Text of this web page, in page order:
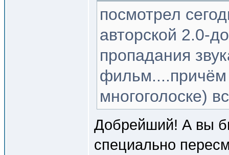
посмотрел
авторской 2.0-
пропадания
фильм....причём
многоголоске)
Добрейший! А вы
специально